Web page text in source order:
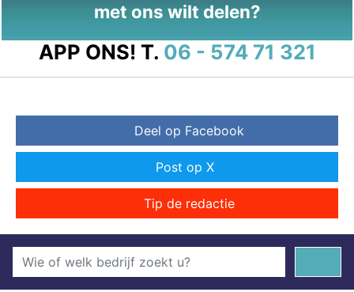
met ons wilt delen?
APP ONS! T. 06 - 574 71 321
Deel op Facebook
Post op X
Tip de redactie